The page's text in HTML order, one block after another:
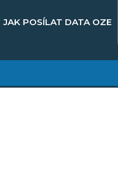
JAK POSÍLAT DATA OZE